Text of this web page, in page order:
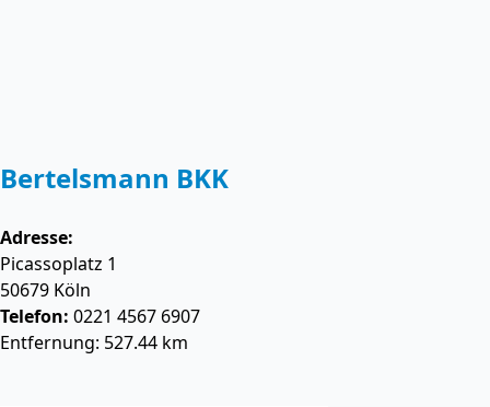
Bertelsmann BKK
Adresse:
Picassoplatz 1
50679 Köln
Telefon: 0221 4567 6907
Entfernung: 527.44 km